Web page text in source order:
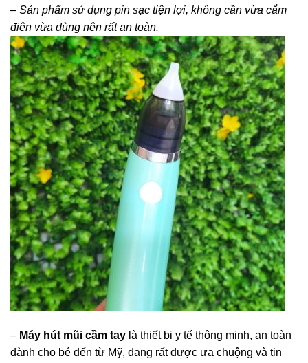
– Sản phẩm sử dụng pin sạc tiện lợi, không cần vừa cắm
điện vừa dùng nên rất an toàn.
– Máy hút mũi cầm tay là thiết bị y tế thông minh, an toàn
dành cho bé đến từ Mỹ, đang rất được ưa chuộng và tin